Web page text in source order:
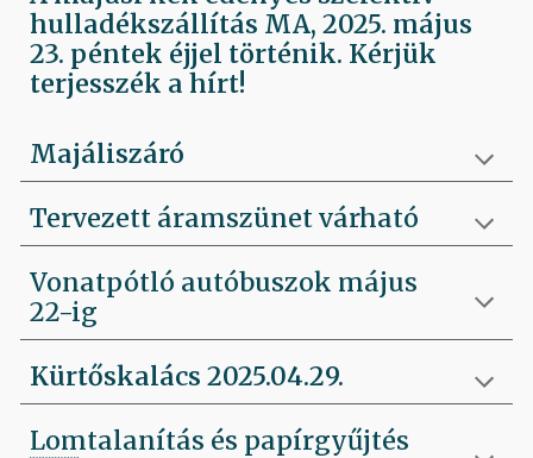
hulladékszállítás MA, 2025. május
23. péntek éjjel történik. Kérjük
terjesszék a hírt!
Majáliszáró
Tervezett áramszünet várható
Vonatpótló autóbuszok május
22-ig
Kürtőskalács 2025.04.29.
Lomtalanítás és papírgyűjtés